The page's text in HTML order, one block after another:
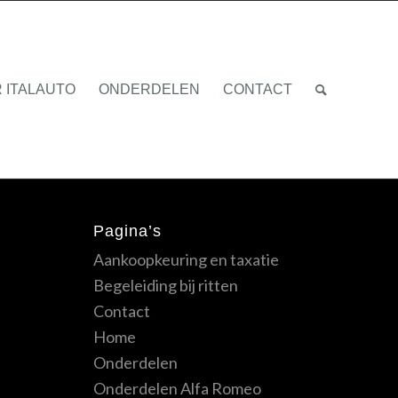
ITALAUTO ONDERDELEN CONTACT
Pagina’s
Aankoopkeuring en taxatie
Begeleiding bij ritten
Contact
Home
Onderdelen
Onderdelen Alfa Romeo